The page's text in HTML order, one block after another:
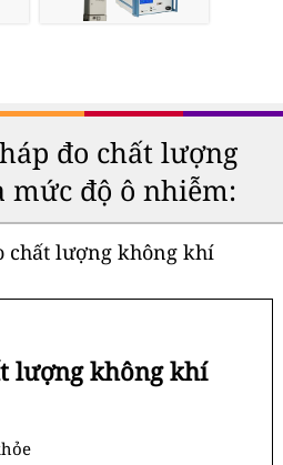
đo chất lượng
mức độ ô nhiễm:
chất lượng không khí
lượng không khí